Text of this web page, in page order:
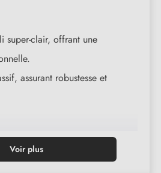
super-clair, offrant une
assurant robustesse et
Voir plus